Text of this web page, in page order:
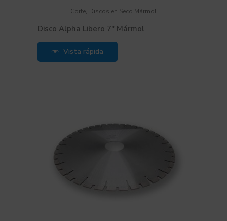
Corte, Discos en Seco Mármol
Disco Alpha Libero 7″ Mármol
Vista rápida